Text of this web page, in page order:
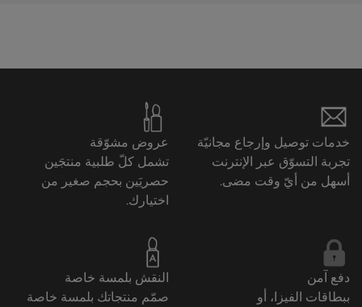
خدمات توصيل وإرجاع مجانيّة
تجربة التسوّق عبر الإنترنت
أسهل من أيّ وقت مضى.
عروض مشوّقة
تشمل كلّ طلبية منتجَين
حصريَين بحجم صغير من
اختيارك.
دفع آمن
ببطاقات الفيزا، أو
النقش بلمسة خاصة
صمّم منتجاتك بلمسة خاصة